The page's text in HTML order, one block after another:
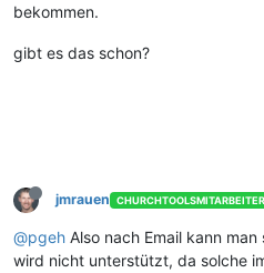
bekommen.
gibt es das schon?
jmrauen CHURCHTOOLSMITARBEITER
@pgeh Also nach Email kann
wird nicht unterstützt, da solche